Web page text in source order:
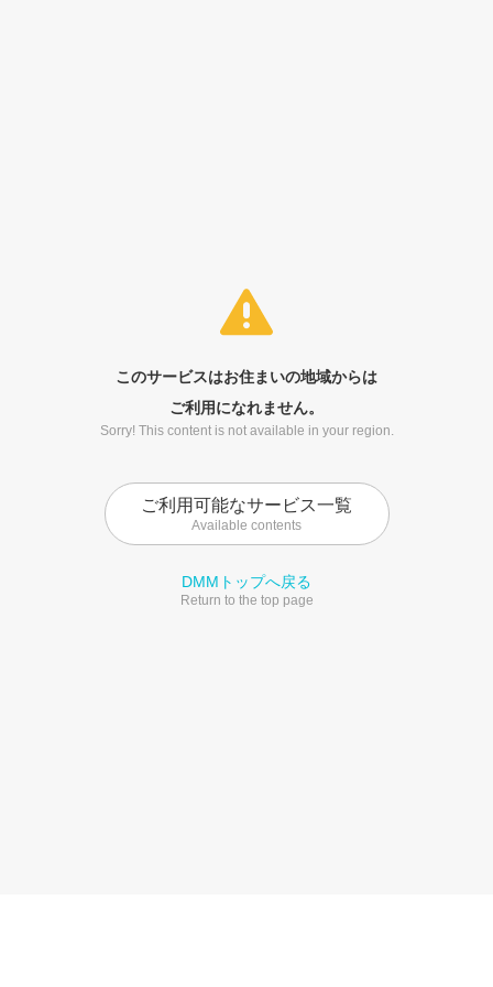
このサービスはお住まいの地域からは
ご利用になれません。
Sorry! This content is not available in your region.
ご利用可能なサービス一覧
Available contents
DMMトップへ戻る
Return to the top page